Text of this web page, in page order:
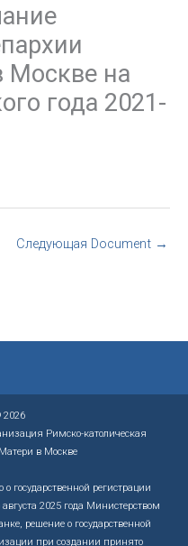
Москве на
года 2021-
Следующая Document →
2026
Римско-католическая
в Москве
государственной регистрации
2025 года Министерством
решение о государственной
при создании принято